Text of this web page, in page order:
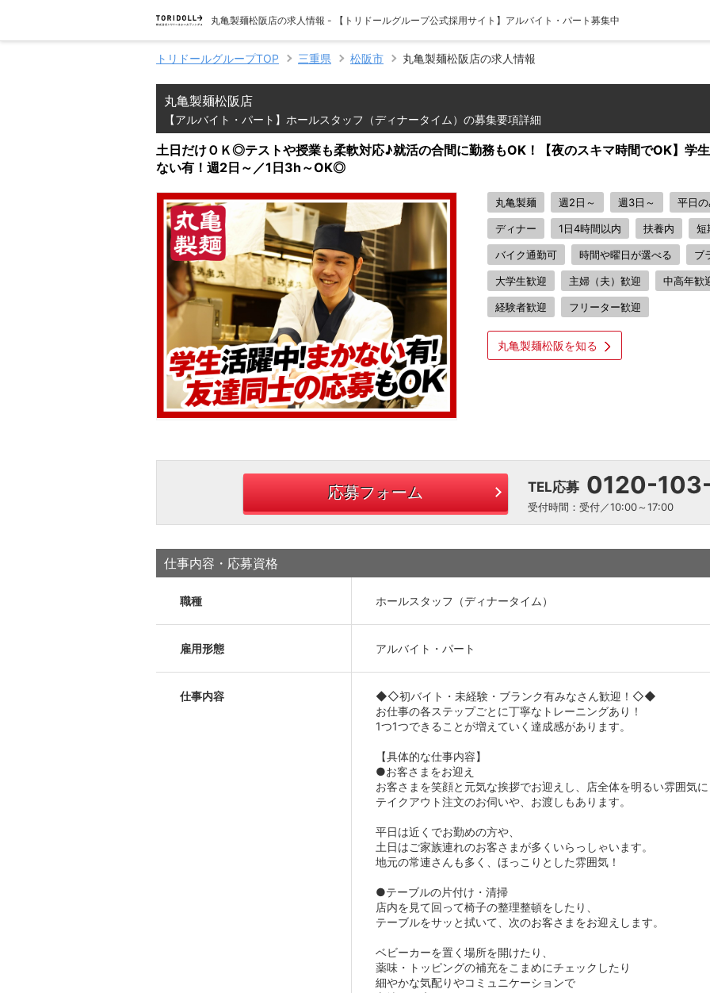
丸亀製麺松阪店の求人情報 - 【トリドールグループ公式採用サイト】アルバイト・パート募集中
トリドールグループTOP 三重県 松阪市 丸亀製麺松阪店の求人情報
丸亀製麺松阪店
【アルバイト・パート】ホールスタッフ（ディナータイム）の募集要項詳細
土日だけＯＫ◎テストや授業も柔軟対応♪就活の合間に勤務もOK！【夜のスキマ時間でOK】学
ない有！週2日～／1日3h～OK◎
丸亀製麺 週2日～ 週3日～ 平日
ディナー 1日4時間以内 扶養内 短
バイク通勤可 時間や曜日が選べる ブ
大学生歓迎 主婦（夫）歓迎 中高年歓
経験者歓迎 フリーター歓迎
丸亀製麺松阪を知る
応募フォーム TEL応募 0120-
受付時間：受付／10:00～17:00
仕事内容・応募資格
職種 ホールスタッフ（ディナータイム）
雇用形態 アルバイト・パート
仕事内容
◆◇初バイト・未経験・ブランク有みなさん歓迎！◇◆
お仕事の各ステップごとに丁寧なトレーニングあり！
1つ1つできることが増えていく達成感があります。
【具体的な仕事内容】
●お客さまをお迎え
お客さまを笑顔と元気な挨拶でお迎えし、店全体を明るい雰囲気
テイクアウト注文のお伺いや、お渡しもあります。
平日は近くでお勤めの方や、
土日はご家族連れのお客さまが多くいらっしゃいます。
地元の常連さんも多く、ほっこりとした雰囲気！
●テーブルの片付け・清掃
店内を見て回って椅子の整理整頓をしたり、
テーブルをサッと拭いて、次のお客さまをお迎えします。
ベビーカーを置く場所を開けたり、
薬味・トッピングの補充をこまめにチェックしたり
細やかな気配りやコミュニケーションで